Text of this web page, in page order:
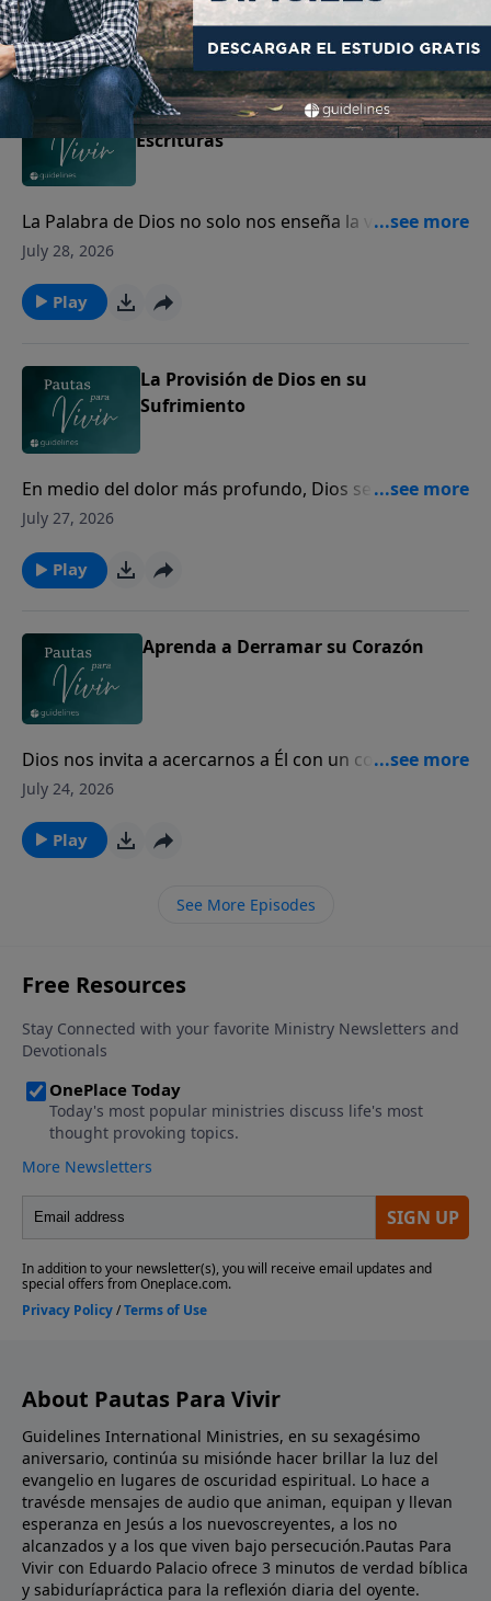
perdón.
Play
Cómo interpretar y aplicar las
Escrituras
La Palabra de Dios no solo nos enseña la verdad, sino
que transforma nuestro corazón y guía nuestra vida.
July 28, 2026
Play
La Provisión de Dios en su
Sufrimiento
En medio del dolor más profundo, Dios se acerca a
los corazones quebrantados para mostrarles Su
July 27, 2026
Play
Aprenda a Derramar su Corazón
Dios nos invita a acercarnos a Él con un corazón
sincero, incluso en nuestros momentos de mayor
July 24, 2026
Play
See More Episodes
About Pautas Para Vivir
Guidelines International Ministries, en su sexagésimo
aniversario, continúa su misiónde hacer brillar la luz del
evangelio en lugares de oscuridad espiritual. Lo hace a
travésde mensajes de audio que animan, equipan y llevan
esperanza en Jesús a los nuevoscreyentes, a los no
alcanzados y a los que viven bajo persecución.Pautas Para
Vivir con Eduardo Palacio ofrece 3 minutos de verdad bíblica
y sabiduríapráctica para la reflexión diaria del oyente.